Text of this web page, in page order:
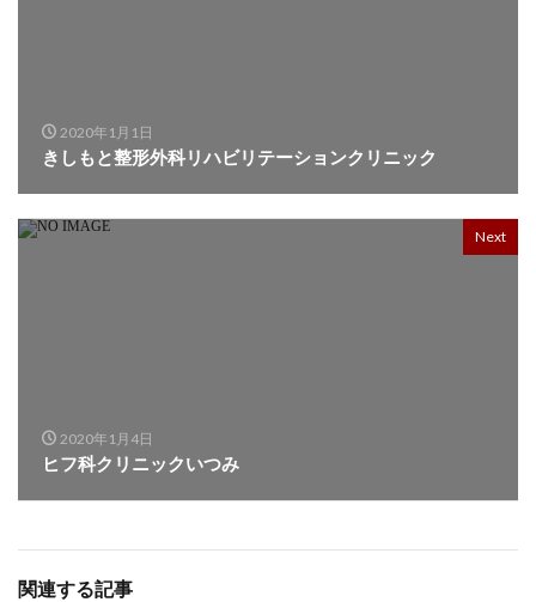
2020年1月1日
きしもと整形外科リハビリテーションクリニック
Next
2020年1月4日
ヒフ科クリニックいつみ
関連する記事